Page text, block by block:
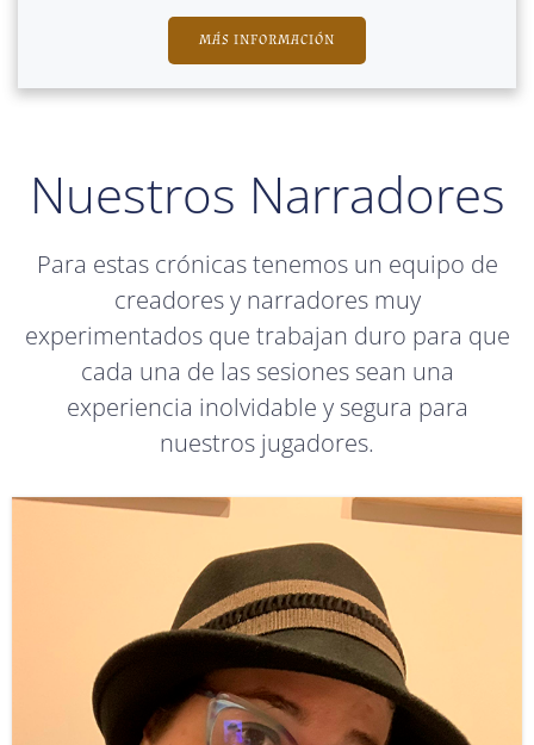
MÁS INFORMACIÓN
Nuestros Narradores
Para estas crónicas tenemos un equipo de
creadores y narradores muy
experimentados que trabajan duro para que
cada una de las sesiones sean una
experiencia inolvidable y segura para
nuestros jugadores.